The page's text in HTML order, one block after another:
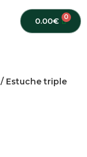
0.00€ 0
/ Estuche triple